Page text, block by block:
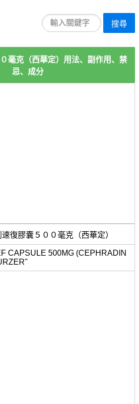
搜尋
毫克（西華定）用法、副作用、禁
忌、成分
復膠囊５００毫克（西華定）
CAPSULE 500MG (CEPHRADIN